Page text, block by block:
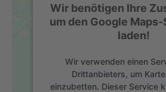
Wir benötigen Ihre
um den Google
laden!
Wir verwenden einen
Drittanbieters, um
einzubetten. Dieser Service